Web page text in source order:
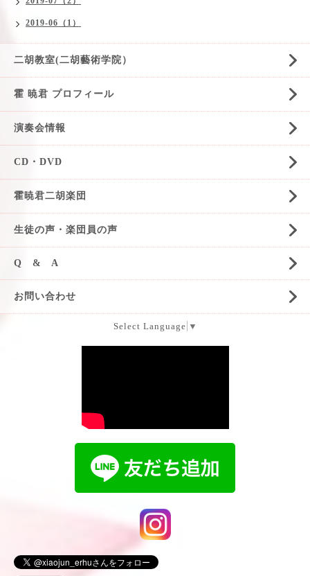
2019-06（1）
二胡教室(二胡藝術学院）
霍 暁君 プロフィール
演奏会情報
CD・DVD
霍暁君二胡楽団
生徒の声・楽団員の声
Q & A
お問い合わせ
Select Language ▼